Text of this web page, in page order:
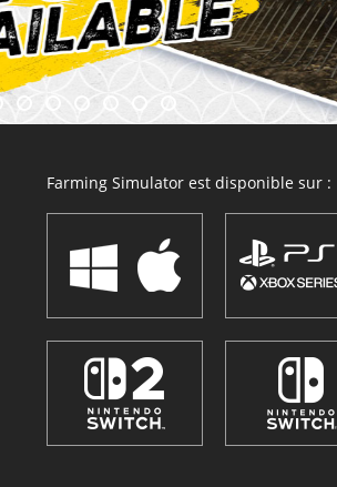
Farming Simulator est disponible sur :